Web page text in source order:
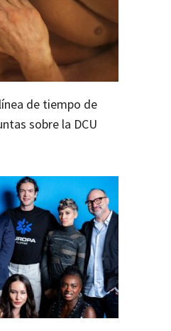
de tiempo de
sobre la DCU